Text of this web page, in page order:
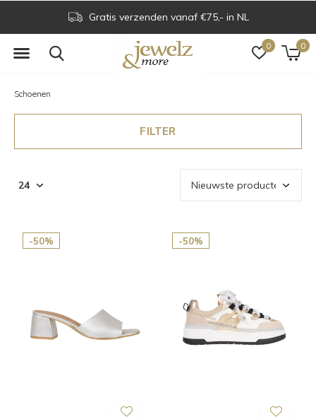
0 0
Gratis verzenden vanaf €75,- in NL
Schoenen
FILTER
-50% -50%